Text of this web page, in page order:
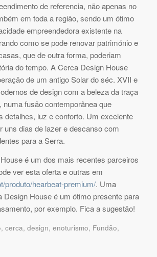
de referencia, não apenas no
em toda a região, sendo um ótimo
empreendedora existente na
como se pode renovar património e
que de outra forma, poderiam
do tempo. A Cerca Design House
de um antigo Solar do séc. XVII e
de design com a beleza da traça
numa fusão contemporânea que
detalhes, luz e conforto. Um excelente
uns dias de lazer e descanso com
para a Serra.
é um dos mais recentes parceiros
ver esta oferta e outras em
produto/hearbeat-premium/. Uma
Design House é um ótimo presente para
por exemplo. Fica a sugestão!
, cerca, design, enoturismo, Fundão,